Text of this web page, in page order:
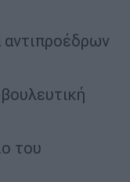
αντιπροέδρων
του